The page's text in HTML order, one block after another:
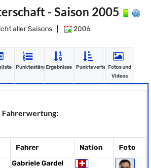
- Saison 2005
aller Saisons 2006
PunkteständeErgebnisse PunkteverteilungFotos und
Videos
Fahrerwertung:
Fahrer Nation
Foto
Gabriele Gardel